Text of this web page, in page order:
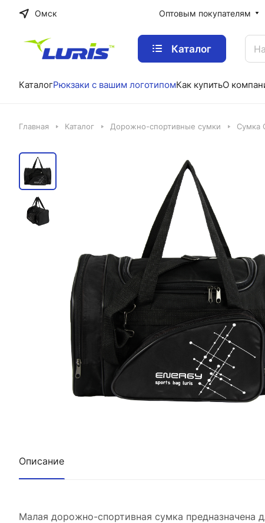
Омск Оптовым покупателям
Каталог
КаталогРюкзаки с вашим логотипомКак купитьО
Главная Каталог Дорожно-спортивные сумки Сумка
Описание
Малая дорожно-спортивная сумка предназначена